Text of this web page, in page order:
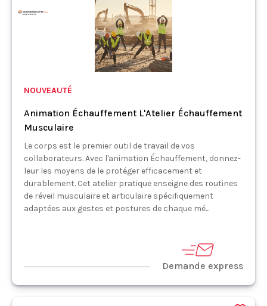
NOUVEAUTÉ
Animation Échauffement L'Atelier Échauffement
Musculaire
Le corps est le premier outil de travail de vos
collaborateurs. Avec l'animation Échauffement, donnez-
leur les moyens de le protéger efficacement et
durablement. Cet atelier pratique enseigne des routines
de réveil musculaire et articulaire spécifiquement
adaptées aux gestes et postures de chaque mé...
Demande express